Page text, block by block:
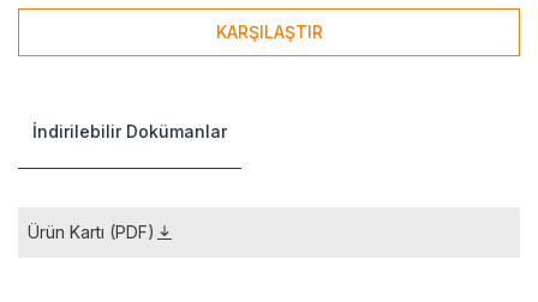
KARŞILAŞTIR
İndirilebilir Dokümanlar
Ürün Kartı (PDF)